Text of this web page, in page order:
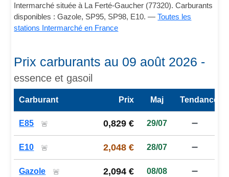
Intermarché située à La Ferté-Gaucher (77320). Carburants
disponibles : Gazole, SP95, SP98, E10. —Toutes les
stations Intermarché en France
Prix carburants au 09 août 2026 -
essence et gasoil
Carburant Prix Maj Tendance
E85 🚨 0,829 € 29/07 ➖
E10 🚨 2,048 € 28/07 ➖
Gazole 🚨 2,094 € 08/08 ➖